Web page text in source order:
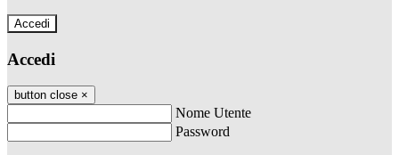
Accedi
Accedi
button close ×
Nome Utente
Password